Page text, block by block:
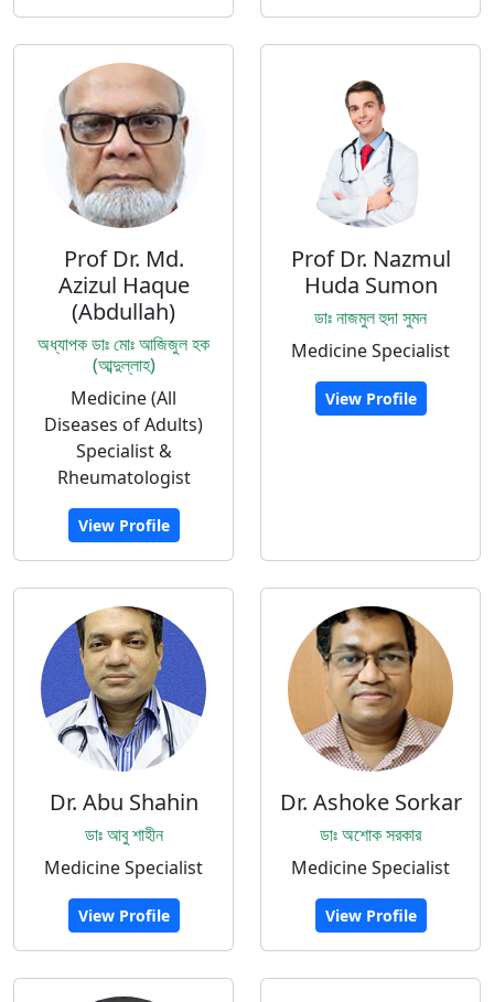
Prof Dr. Md.
Azizul Haque
(Abdullah)
অধ্যাপক ডাঃ মোঃ আজিজুল হক
(আব্দুল্লাহ)
Medicine (All
Diseases of Adults)
Specialist &
Rheumatologist
View Profile
Prof Dr. Nazmul
Huda Sumon
ডাঃ নাজমুল হুদা সুমন
Medicine Specialist
View Profile
Dr. Abu Shahin
ডাঃ আবু শাহীন
Medicine Specialist
View Profile
Dr. Ashoke Sorkar
ডাঃ অশোক সরকার
Medicine Specialist
View Profile